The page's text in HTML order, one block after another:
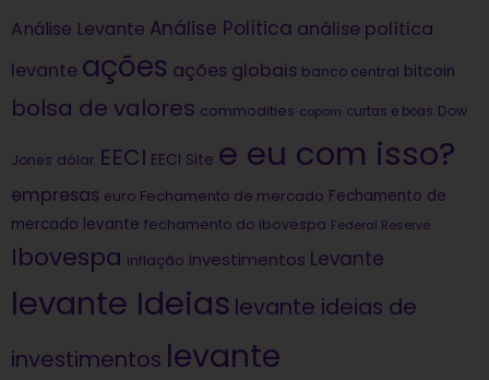
Análise Levante Análise Política análise política
levante ações ações globais banco central bitcoin
bolsa de valores commodities copom curtas e boas Dow
Jones dólar EECI EECI Site e eu com isso?
empresas euro Fechamento de mercado Fechamento de
mercado levante fechamento do ibovespa Federal Reserve
Ibovespa inflação investimentos Levante
levante Ideias levante ideias de
investimentos levante